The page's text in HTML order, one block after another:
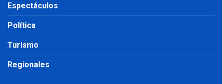
Espectáculos
Política
Turismo
Regionales